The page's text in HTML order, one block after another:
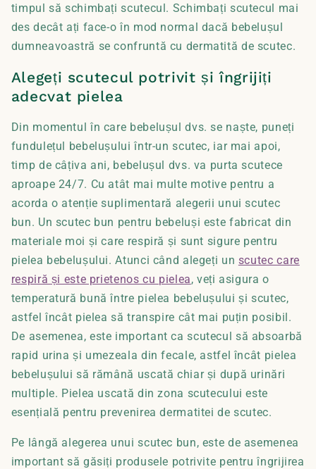
timpul să schimbați scutecul. Schimbați scutecul mai
des decât ați face-o în mod normal dacă bebelușul
dumneavoastră se confruntă cu dermatită de scutec.
Alegeți scutecul potrivit și îngrijiți
adecvat pielea
Din momentul în care bebelușul dvs. se naște, puneți
fundulețul bebelușului într-un scutec, iar mai apoi,
timp de câțiva ani, bebelușul dvs. va purta scutece
aproape 24/7. Cu atât mai multe motive pentru a
acorda o atenție suplimentară alegerii unui scutec
bun. Un scutec bun pentru bebeluși este fabricat din
materiale moi și care respiră și sunt sigure pentru
pielea bebelușului. Atunci când alegeți un scutec care
respiră și este prietenos cu pielea, veți asigura o
temperatură bună între pielea bebelușului și scutec,
astfel încât pielea să transpire cât mai puțin posibil.
De asemenea, este important ca scutecul să absoarbă
rapid urina și umezeala din fecale, astfel încât pielea
bebelușului să rămână uscată chiar și după urinări
multiple. Pielea uscată din zona scutecului este
esențială pentru prevenirea dermatitei de scutec.
Pe lângă alegerea unui scutec bun, este de asemenea
important să găsiți produsele potrivite pentru îngrijirea